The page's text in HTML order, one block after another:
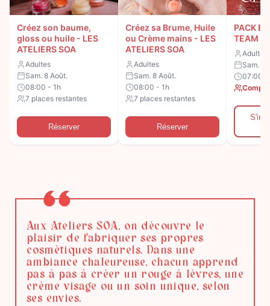
Aux Ateliers SOA, on découvre le
plaisir de fabriquer ses propres
cosmétiques naturels. Dans une
ambiance chaleureuse, chacun apprend
pas à pas à créer un rouge à lèvres, une
crème visage ou un soin unique, selon
ses envies.